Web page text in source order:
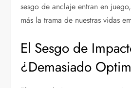
sesgo de anclaje entran en
más la trama de nuestras vidas
El Sesgo de
¿Demasiado